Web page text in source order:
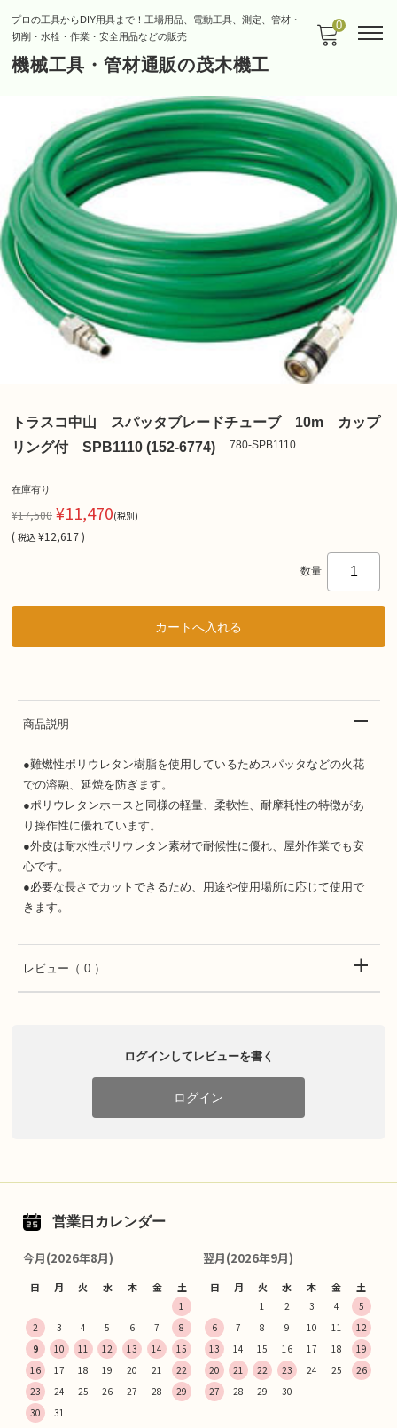
プロの工具からDIY用具まで！工場用品、電動工具、測定、管材・
切削・水栓・作業・安全用品などの販売
機械工具・管材通販の茂木機工
0
トラスコ中山 スパッタブレードチューブ 10m カップ
リング付 SPB1110 (152-6774)
780-SPB1110
在庫有り
¥17,500 ¥11,470(税別)
( 税込 ¥12,617 )
数量
商品説明
●難燃性ポリウレタン樹脂を使用しているためスパッタなどの火花
での溶融、延焼を防ぎます。
●ポリウレタンホースと同様の軽量、柔軟性、耐摩耗性の特徴があ
り操作性に優れています。
●外皮は耐水性ポリウレタン素材で耐候性に優れ、屋外作業でも安
心です。
●必要な長さでカットできるため、用途や使用場所に応じて使用で
きます。
レビュー （ 0 ）
ログインしてレビューを書く
ログイン
営業日カレンダー
今月(2026年8月)
日 月 火 水 木 金 土
1
2
3 4 5 6 7
8
9
10 11 12 13 14
15
16
17 18 19 20 21
22
23
24 25 26 27 28
29
30
31
翌月(2026年9月)
日 月 火 水 木 金 土
1 2 3 4
5
6
7 8 9 10 11
12
13
14 15 16 17 18
19
20
21 22 23 24 25
26
27
28 29 30